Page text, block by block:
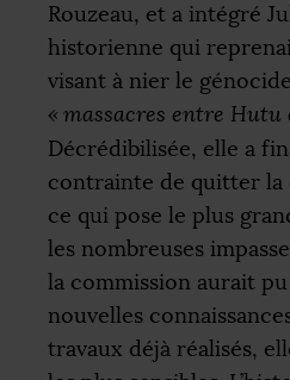
Rouzeau, et a intégré
historienne qui
visant à nier le
« massacres entre Hutu
Décrédibilisée, elle a
contrainte de quitter la
ce qui pose le plus
les nombreuses
la commission aurait
nouvelles
travaux déjà réalisés,